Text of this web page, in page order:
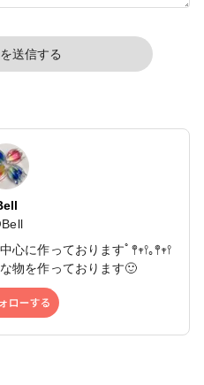
送信する
Bell
心に作っておりますﾟ𖤣𖥧𖥣｡𖤣𖥧𖥣
物を作っております🙂